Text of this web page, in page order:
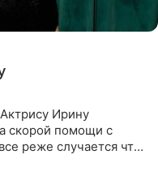
Ирину
скорой помощи с
реже случается что-